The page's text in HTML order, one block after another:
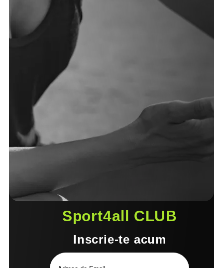
Sport4all CLUB
Inscrie-te acum